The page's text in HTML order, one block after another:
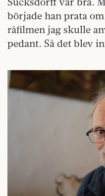
började han prata
råfilmen jag skulle
pedant. Så det blev